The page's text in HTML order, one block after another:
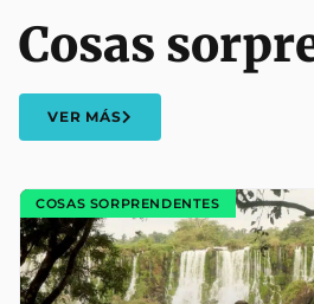
Cosas
VER MÁS
COSAS SORPRENDENTES